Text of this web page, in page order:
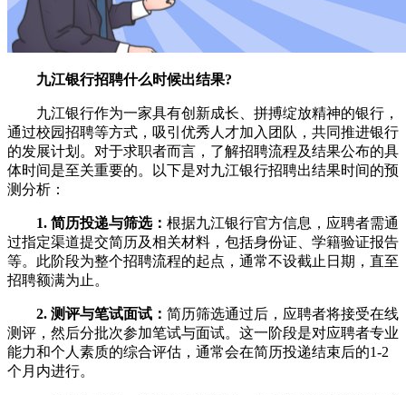
九江银行招聘什么时候出结果?
九江银行作为一家具有创新成长、拼搏绽放精神的银行，
通过校园招聘等方式，吸引优秀人才加入团队，共同推进银行
的发展计划。对于求职者而言，了解招聘流程及结果公布的具
体时间是至关重要的。以下是对九江银行招聘出结果时间的预
测分析：
1. 简历投递与筛选： 根据九江银行官方信息，应聘者需通
过指定渠道提交简历及相关材料，包括身份证、学籍验证报告
等。此阶段为整个招聘流程的起点，通常不设截止日期，直至
招聘额满为止。
2. 测评与笔试面试： 简历筛选通过后，应聘者将接受在线
测评，然后分批次参加笔试与面试。这一阶段是对应聘者专业
能力和个人素质的综合评估，通常会在简历投递结束后的1-2
个月内进行。